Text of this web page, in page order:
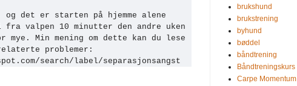
det er starten på hjemme alene
valpen 10 minutter den andre uken
Min mening om dette kan du lese
problemer:
search/label/separasjonsangst
brukshund
brukstrening
byhund
bøddel
båndtrening
Båndtreningskurs
Carpe Momentum